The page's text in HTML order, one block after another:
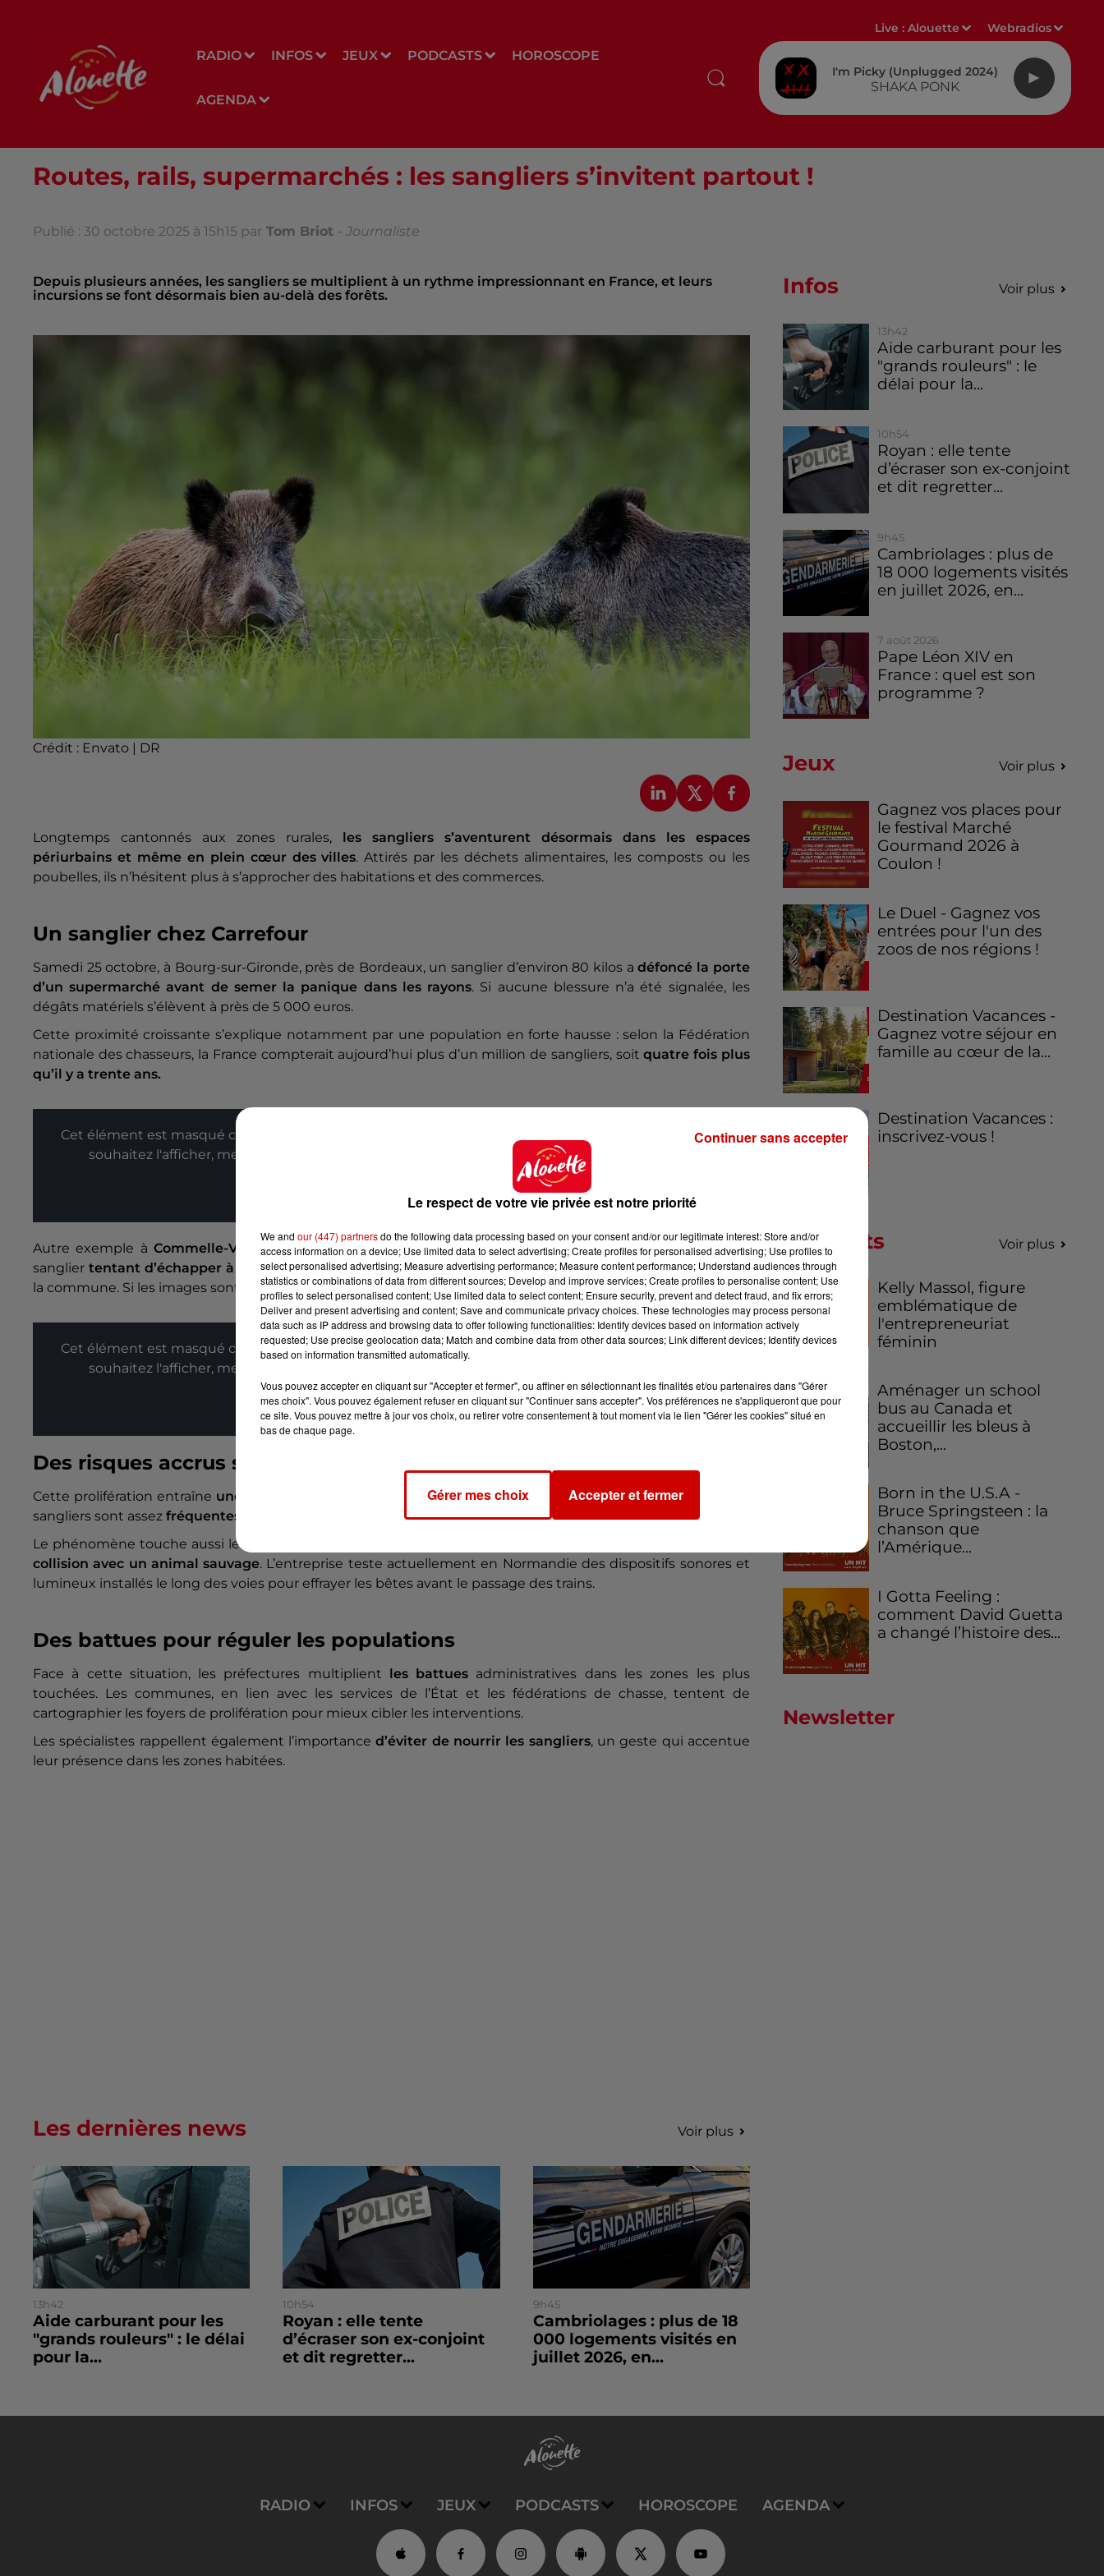
RADIO INFOS JEUX PODCASTS HOROSCOPE
AGENDA
Live :Alouette Webradios
I'm Picky (unplugged 2024)
SHAKA PONK
Routes, rails, supermarchés : les sangliers s’invitent partout !
Publié : 30 octobre 2025 à 15h15 par Tom Briot - Journaliste
Depuis plusieurs années, les sangliers se multiplient à un rythme impressionnant en France, et leurs
incursions se font désormais bien au-delà des forêts.
Crédit : Envato | DR
Longtemps cantonnés aux zones rurales, les sangliers s’aventurent désormais dans les espaces
périurbains et même en plein cœur des villes. Attirés par les déchets alimentaires, les composts ou les
poubelles, ils n’hésitent plus à s’approcher des habitations et des commerces.
Un sanglier chez Carrefour
Samedi 25 octobre, à Bourg-sur-Gironde, près de Bordeaux, un sanglier d’environ 80 kilos adéfoncé la porte
d’un supermarché avant de semer la panique dans les rayons. Si aucune blessure n’a été signalée, les
dégâts matériels s’élèvent à près de 5 000 euros.
Cette proximité croissante s’explique notamment par une population en forte hausse : selon la Fédération
nationale des chasseurs, la France compterait aujourd’hui plus d’un million de sangliers, soitquatre fois plus
qu’il y a trente ans.
Cet élément est masqué compte-tenu du refus du dépôt de cookies que vous avez exprimé. Si vous
souhaitez l'afficher, merci de nous donner votre accord en cliquant sur le bouton ci-dessous.
Autre exemple à Commelle-Vernay, dans le département de la Loire. Ce même samedi 25 octobre, un
sangliertentant d’échapper à des chiensde chasse est venupercuter la devanture d’une boulangeriede
la commune. Si les images sont impressionnantes, aucune victime n’est à déplorer.
Cet élément est masqué compte-tenu du refus du dépôt de cookies que vous avez exprimé. Si vous
souhaitez l'afficher, merci de nous donner votre accord en cliquant sur le bouton ci-dessous.
Afficher l'élément
Des risques accrus sur les routes et les rails
Cette prolifération entraîne une forte probabilité d'accidents. Sur les routes, les collisions entre véhicules et
sangliers sont assez fréquentes
Le phénomène touche aussi les rails : la
collision avec un animal sauvage. L’entreprise teste actuellement en Normandie des dispositifs sonores et
lumineux installés le long des voies pour effrayer les bêtes avant le passage des trains.
Des battues pour réguler les populations
Face à cette situation, les préfectures multiplient les battues administratives dans les zones les plus
touchées. Les communes, en lien avec les services de l’État et les fédérations de chasse, tentent de
cartographier les foyers de prolifération pour mieux cibler les interventions.
Les spécialistes rappellent également l’importanced’éviter de nourrir les sangliers, un geste qui accentue
leur présence dans les zones habitées.
Infos Voir plus
13h42
Aide carburant pour les
"grands rouleurs" : le
délai pour la...
10h54
Royan : elle tente
d’écraser son ex-conjoint
et dit regretter...
9h45
Cambriolages : plus de
18 000 logements visités
en juillet 2026, en...
7 août 2026
Pape Léon XIV en
France : quel est son
programme ?
Jeux Voir plus
Gagnez vos places pour
le festival Marché
Gourmand 2026 à
Coulon !
Le Duel - Gagnez vos
entrées pour l'un des
zoos de nos régions !
Destination Vacances -
Gagnez votre séjour en
famille au cœur de la...
Destination Vacances :
inscrivez-vous !
Podcasts Voir plus
Kelly Massol, figure
emblématique de
l'entrepreneuriat
féminin
Aménager un school
bus au Canada et
accueillir les bleus à
Boston,...
Born in the U.S.A -
Bruce Springsteen : la
chanson que
l’Amérique...
I Gotta Feeling :
comment David Guetta
a changé l’histoire des...
Newsletter
Les dernières news Voir plus
13h42
Aide carburant pour les
"grands rouleurs" : le délai
pour la...
10h54
Royan : elle tente
d’écraser son ex-conjoint
et dit regretter...
9h45
Cambriolages : plus de 18
000 logements visités en
juillet 2026, en...
RADIO INFOS JEUX PODCASTS HOROSCOPE AGENDA
Le respect de votre vie privée est notre priorité
We and our (447) partnersdo the following data processing based on your consent and/or our legitimate interest: Store and/or
access information on a device; Use limited data to select advertising; Create profiles for personalised advertising; Use profiles to
select personalised advertising; Measure advertising performance; Measure content performance; Understand audiences through
statistics or combinations of data from different sources; Develop and improve services; Create profiles to personalise content; Use
profiles to select personalised content; Use limited data to select content; Ensure security, prevent and detect fraud, and fix errors;
Deliver and present advertising and content; Save and communicate privacy choices. These technologies may process personal
data such as IP address and browsing data to offer following functionalities: Identify devices based on information actively
requested; Use precise geolocation data; Match and combine data from other data sources; Link different devices; Identify devices
based on information transmitted automatically.
Vous pouvez accepter en cliquant sur "Accepter et fermer", ou affiner en sélectionnant les finalités et/ou partenaires dans "Gérer
mes choix". Vous pouvez également refuser en cliquant sur "Continuer sans accepter". Vos préférences ne s'appliqueront que pour
ce site. Vous pouvez mettre à jour vos choix, ou retirer votre consentement à tout moment via le lien "Gérer les cookies" situé en
bas de chaque page.
Gérer mes choix Accepter et fermer
Continuer sans accepter